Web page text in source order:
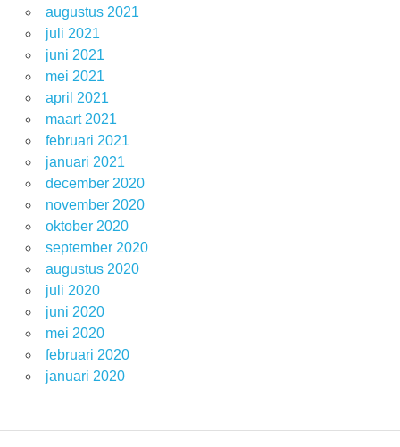
augustus 2021
juli 2021
juni 2021
mei 2021
april 2021
maart 2021
februari 2021
januari 2021
december 2020
november 2020
oktober 2020
september 2020
augustus 2020
juli 2020
juni 2020
mei 2020
februari 2020
januari 2020